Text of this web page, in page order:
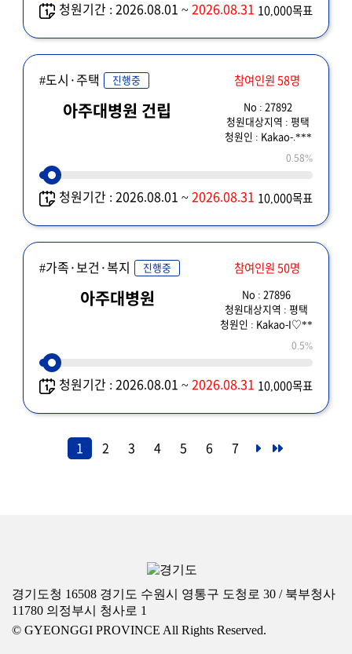
청원기간 : 2026.08.01 ~2026.08.31 10,000목표
#도시·주택 진행중 참여인원 58명
아주대병원 건립
No : 27892
청원대상지역 : 평택
청원인 : Kakao-.***
0.58%
청원기간 : 2026.08.01 ~2026.08.31 10,000목표
#가족·보건·복지 진행중 참여인원 50명
아주대병원
No : 27896
청원대상지역 : 평택
청원인 : Kakao-I♡**
0.5%
청원기간 : 2026.08.01 ~2026.08.31 10,000목표
1 2 3 4 5 6 7
경기도청 16508 경기도 수원시 영통구 도청로 30 / 북부청사
11780 의정부시 청사로 1
© GYEONGGI PROVINCE All Rights Reserved.